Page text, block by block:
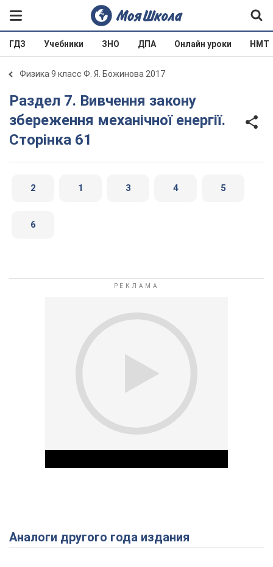
ГДЗ Учебники ЗНО ДПА Онлайн уроки НМТ
Физика 9 класс Ф. Я. Божинова 2017
Раздел 7. Вивчення закону
збереження механічної енергії.
Сторінка 61
2 1 3 4 5
6
Play Video
Аналоги другого года издания